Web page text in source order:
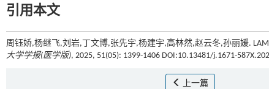
引用本文
周钰娇,杨继飞,刘岩,丁文博,张先宇,杨建宇,高林然,赵云冬,孙丽媛.
大学学报(医学版), 2025, 51(05): 1399-1406 DOI:10.13481/j.1671-
上一篇